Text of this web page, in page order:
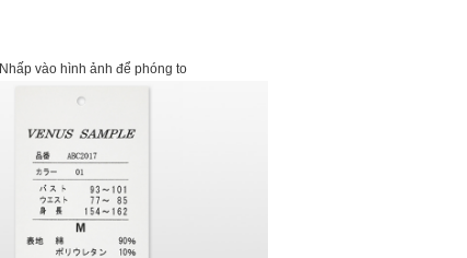
Nhấp vào hình ảnh để phóng to